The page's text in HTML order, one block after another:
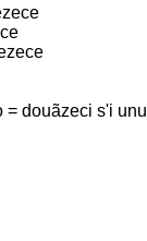
= douãzeci s'i unu